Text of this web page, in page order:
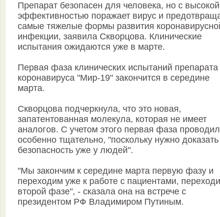
Препарат безопасен для человека, но с высокой
эффективностью поражает вирус и
самые тяжелые формы развития
инфекции, заявила Скворцова. Клинические
испытания ожидаются уже в марте.
Первая фаза клинических испытаний препарата
коронавируса "Мир-19" закончится в середине
марта.
Скворцова подчеркнула, что это новая,
запатентованная молекула, которая не имеет
аналогов. С учетом этого первая фаза
особенно тщательно, "поскольку нужно доказать
безопасность уже у людей".
"Мы закончим к середине марта первую фазу и
переходим уже к работе с пациентами,
второй фазе", - сказала она на встрече с
президентом РФ Владимиром Путиным.